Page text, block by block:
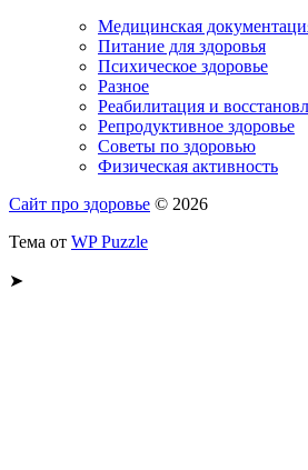
Медицинская
Питание для здоровья
Психическое здоровье
Разное
Реабилитация и
Репродуктивное здоровье
Советы по здоровью
Физическая активность
Сайт про здоровье © 2026
Тема от WP Puzzle
➤